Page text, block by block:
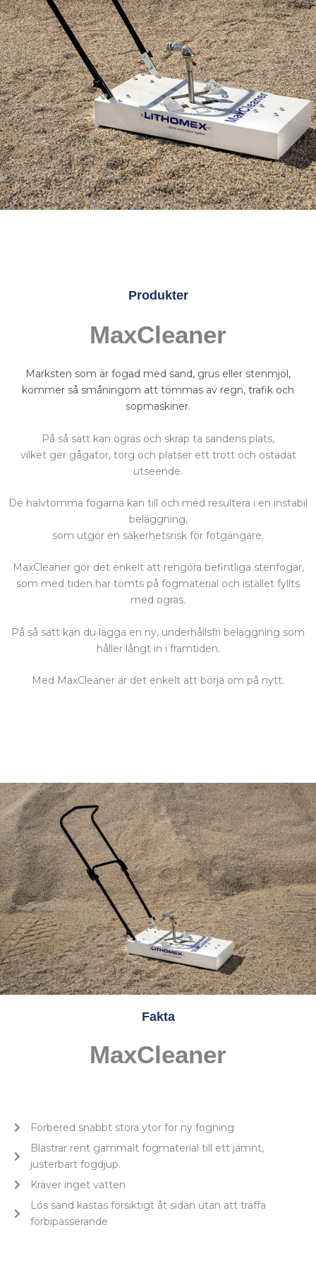
Produkter
MaxCleaner
Marksten som är fogad med sand, grus eller stenmjöl,
kommer så småningom att tömmas av regn, trafik och
sopmaskiner.
På så sätt kan ogräs och skräp ta sandens plats,
vilket ger gågator, torg och platser ett trött och ostädat
utseende.
De halvtomma fogarna kan till och med resultera i en instabil
beläggning,
som utgör en säkerhetsrisk för fotgängare.
MaxCleaner gör det enkelt att rengöra befintliga stenfogar,
som med tiden har tömts på fogmaterial och istället fyllts
med ogräs.
På så sätt kan du lägga en ny, underhållsfri beläggning som
håller långt in i framtiden.
Med MaxCleaner är det enkelt att börja om på nytt.
Fakta
MaxCleaner
Förbered snabbt stora ytor för ny fogning
Blästrar rent gammalt fogmaterial till ett jämnt,
justerbart fogdjup.
Kräver inget vatten
Lös sand kastas försiktigt åt sidan utan att träffa
förbipasserande